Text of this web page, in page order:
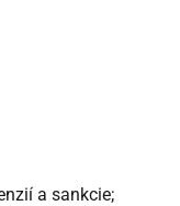
a sankcie;